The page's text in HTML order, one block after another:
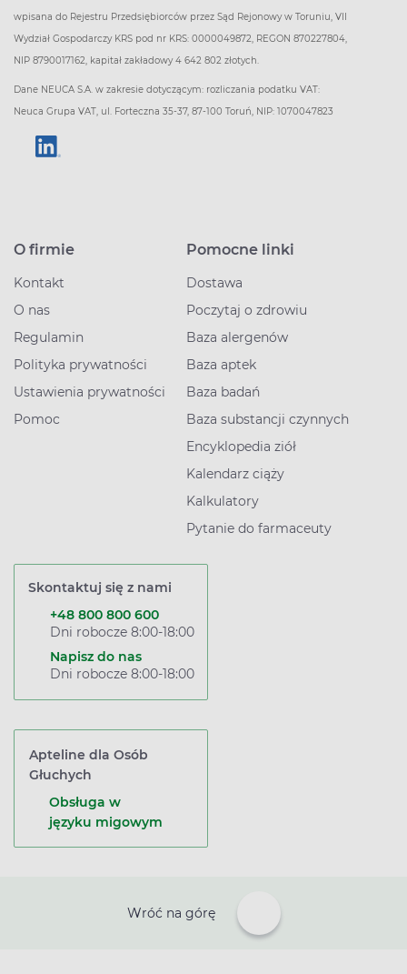
wpisana do Rejestru Przedsiębiorców przez Sąd Rejonowy w Toruniu, VII
Wydział Gospodarczy KRS pod nr KRS: 0000049872, REGON 870227804,
NIP 8790017162, kapitał zakładowy 4 642 802 złotych.
Dane NEUCA S.A. w zakresie dotyczącym: rozliczania podatku VAT:
Neuca Grupa VAT, ul. Forteczna 35-37, 87-100 Toruń, NIP: 1070047823
O firmie
Kontakt
O nas
Regulamin
Polityka prywatności
Ustawienia prywatności
Pomoc
Pomocne linki
Dostawa
Poczytaj o zdrowiu
Baza alergenów
Baza aptek
Baza badań
Baza substancji czynnych
Encyklopedia ziół
Kalendarz ciąży
Kalkulatory
Pytanie do farmaceuty
Skontaktuj się z nami
+48 800 800 600
Dni robocze 8:00-18:00
Napisz do nas
Dni robocze 8:00-18:00
Apteline dla Osób
Głuchych
Obsługa w
języku migowym
Wróć na górę